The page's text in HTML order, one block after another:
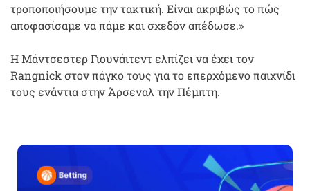
τροποποιήσουμε την τακτική. Είναι ακριβώς το πώς
αποφασίσαμε να πάμε και σχεδόν απέδωσε.»
Η Μάντσεστερ Γιουνάιτεντ ελπίζει να έχει τον
Rangnick στον πάγκο τους για το επερχόμενο παιχνίδι
τους ενάντια στην Άρσεναλ την Πέμπτη.